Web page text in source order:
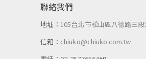
聯絡我們
地址：105台北市松山區八德路三
信箱： chiuko@chiuko.com.tw